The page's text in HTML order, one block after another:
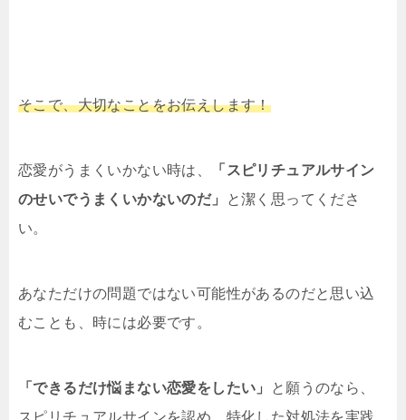
そこで、大切なことをお伝えします！
恋愛がうまくいかない時は、
「スピリチュアルサイン
のせいでうまくいかないのだ」
と潔く思ってくださ
い。
あなただけの問題ではない可能性があるのだと思い込
むことも、時には必要です。
「できるだけ悩まない恋愛をしたい」
と願うのなら、
スピリチュアルサインを認め、特化した対処法を実践